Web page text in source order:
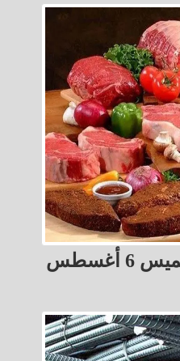
أسعار اللحوم اليوم الخميس 6 أغسطس